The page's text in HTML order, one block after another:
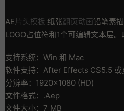
AE片头模板 纸张翻页动画铅笔素
LOGO占位符和1个可编辑文本层。
支持系统：Win 和 Mac
软件支持：After Effects CS5.5 或
分辨率：1920×1080 (HD)
文件格式：.Aep
文件大小：7 MB